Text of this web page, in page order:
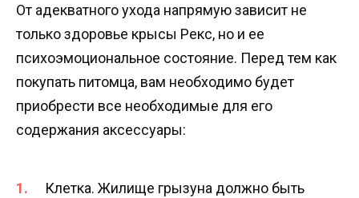
От адекватного ухода напрямую зависит не
только здоровье крысы Рекс, но и ее
психоэмоциональное состояние. Перед тем как
покупать питомца, вам необходимо будет
приобрести все необходимые для его
содержания аксессуары:
Клетка. Жилище грызуна должно быть